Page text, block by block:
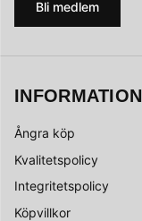
Bli medlem
INFORMATION
Ångra köp
Kvalitetspolicy
Integritetspolicy
Köpvillkor